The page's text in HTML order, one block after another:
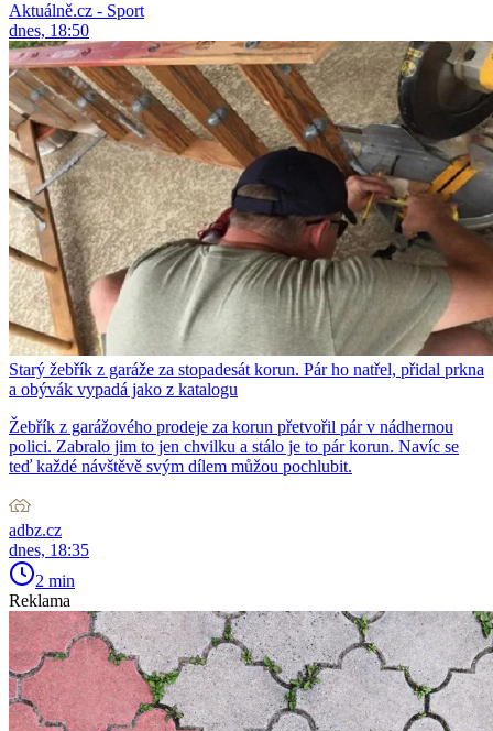
Aktuálně.cz - Sport
dnes, 18:50
Starý žebřík z garáže za stopadesát korun. Pár ho natřel, přidal prkna
a obývák vypadá jako z katalogu
Žebřík z garážového prodeje za korun přetvořil pár v nádhernou
polici. Zabralo jim to jen chvilku a stálo je to pár korun. Navíc se
teď každé návštěvě svým dílem můžou pochlubit.
adbz.cz
dnes, 18:35
2 min
Reklama